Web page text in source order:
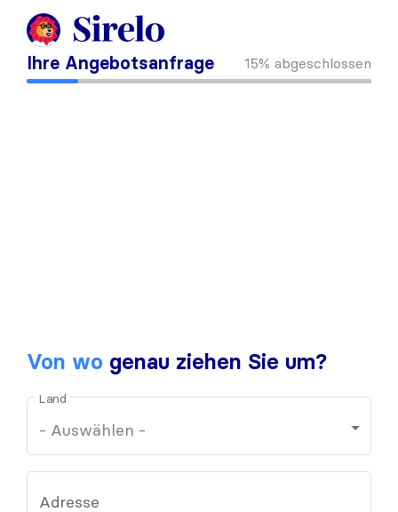
Ihre Angebotsanfrage 15% abgeschlossen
Von wo genau ziehen Sie um?
Land
Adresse